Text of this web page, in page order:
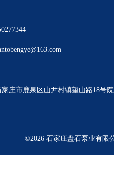
庄市鹿泉区山尹村镇望山路18号
©2026 石家庄盘石泵业有限